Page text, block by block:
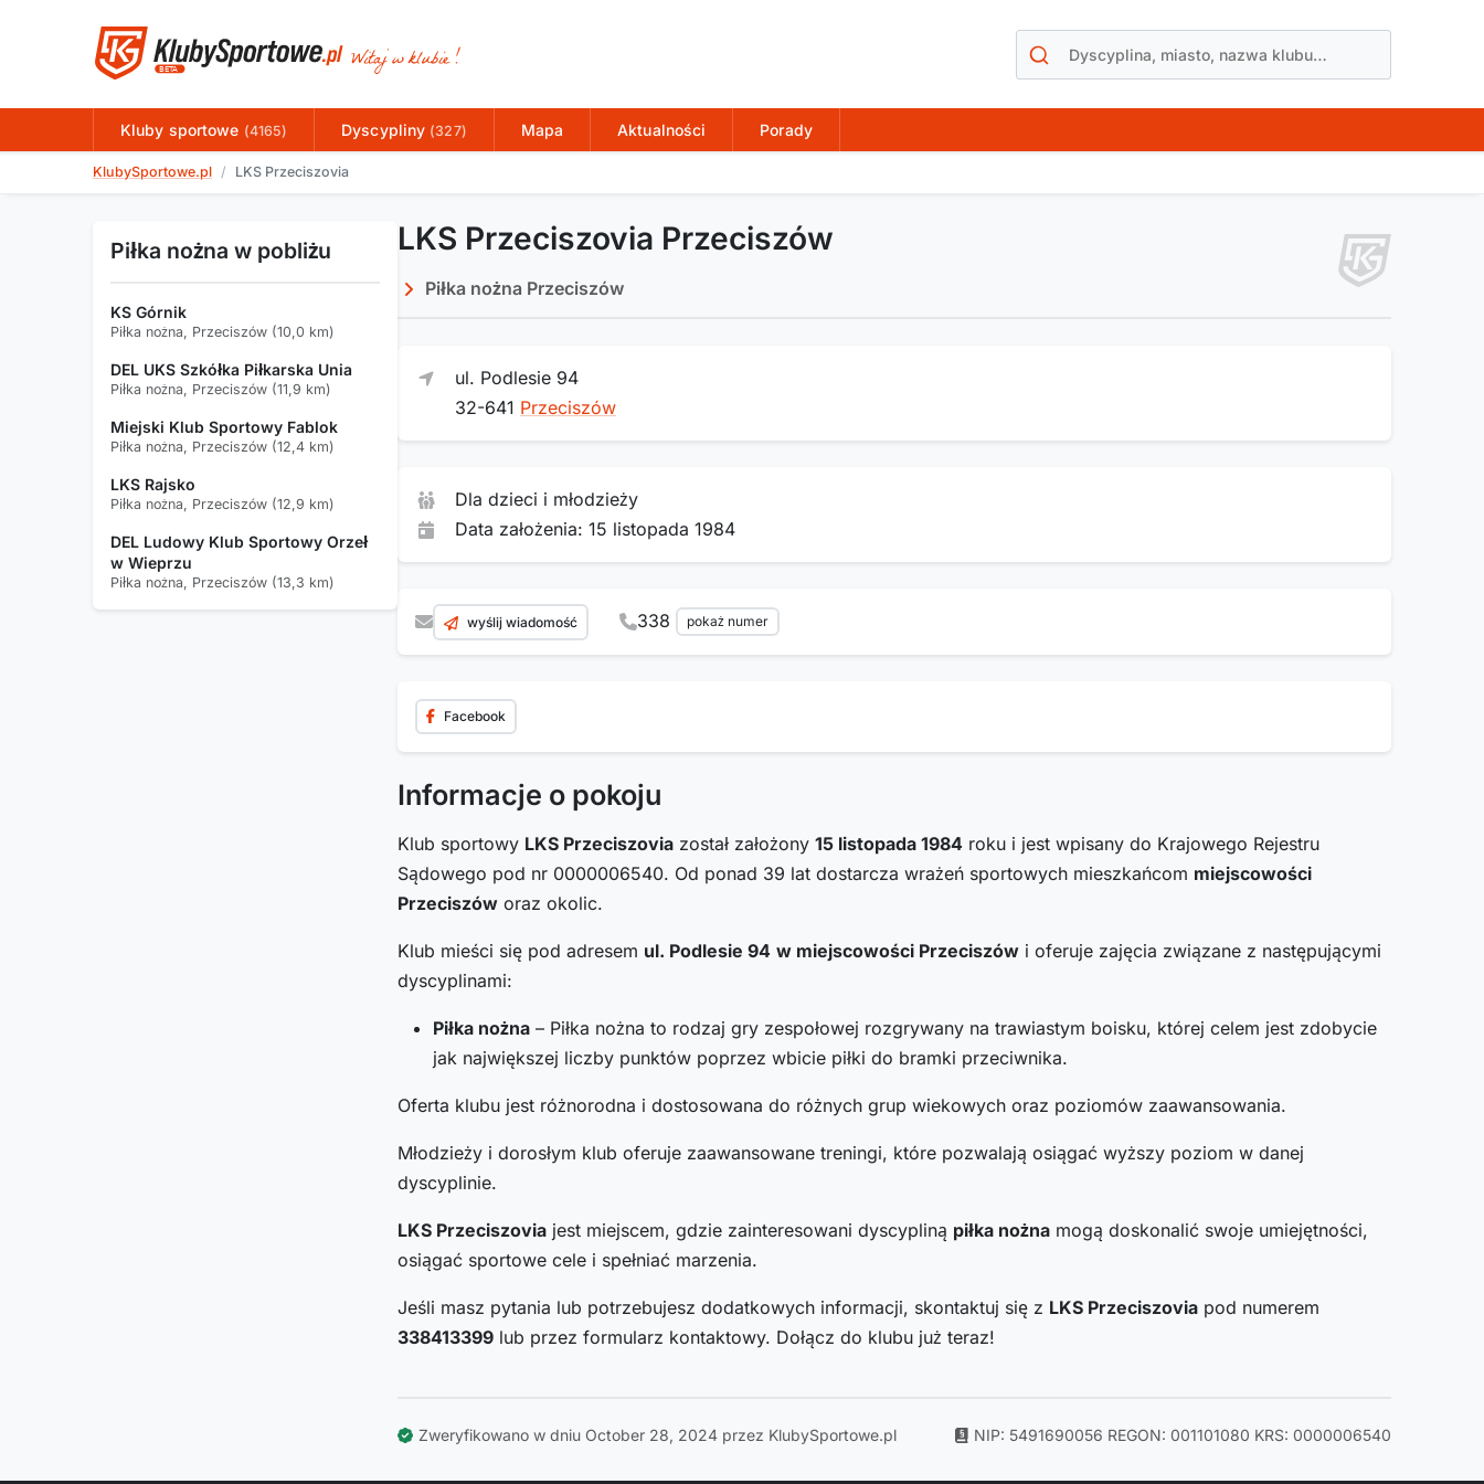
Kluby sportowe (4165) Dyscypliny (327) Mapa Aktualności Porady
KlubySportowe.pl LKS Przeciszovia
LKS Przeciszovia Przeciszów
Piłka nożna Przeciszów
ul. Podlesie 94
32-641 Przeciszów
Dla dzieci i młodzieży
Data założenia: 15 listopada 1984
wyślij wiadomość 338 pokaż numer
Facebook
Informacje o pokoju
Klub sportowy LKS Przeciszovia został założony 15 listopada 1984 roku i jest wpisany do Krajowego Rejestru
Sądowego pod nr 0000006540. Od ponad 39 lat dostarcza wrażeń sportowych mieszkańcom miejscowości
Przeciszów oraz okolic.
Klub mieści się pod adresem ul. Podlesie 94 w miejscowości Przeciszów i oferuje zajęcia związane z następującymi
dyscyplinami:
Piłka nożna – Piłka nożna to rodzaj gry zespołowej rozgrywany na trawiastym boisku, której celem jest zdobycie
jak największej liczby punktów poprzez wbicie piłki do bramki przeciwnika.
Oferta klubu jest różnorodna i dostosowana do różnych grup wiekowych oraz poziomów zaawansowania.
Młodzieży i dorosłym klub oferuje zaawansowane treningi, które pozwalają osiągać wyższy poziom w danej
dyscyplinie.
LKS Przeciszovia jest miejscem, gdzie zainteresowani dyscypliną piłka nożna mogą doskonalić swoje umiejętności,
osiągać sportowe cele i spełniać marzenia.
Jeśli masz pytania lub potrzebujesz dodatkowych informacji, skontaktuj się z LKS Przeciszovia pod numerem
338413399 lub przez formularz kontaktowy. Dołącz do klubu już teraz!
Zweryfikowano w dniu October 28, 2024 przez KlubySportowe.pl NIP: 5491690056 REGON: 001101080 KRS: 0000006540
Piłka nożna w pobliżu
KS Górnik
Piłka nożna, Przeciszów (10,0 km)
DEL UKS Szkółka Piłkarska Unia
Piłka nożna, Przeciszów (11,9 km)
Miejski Klub Sportowy Fablok
Piłka nożna, Przeciszów (12,4 km)
LKS Rajsko
Piłka nożna, Przeciszów (12,9 km)
DEL Ludowy Klub Sportowy Orzeł
w Wieprzu
Piłka nożna, Przeciszów (13,3 km)